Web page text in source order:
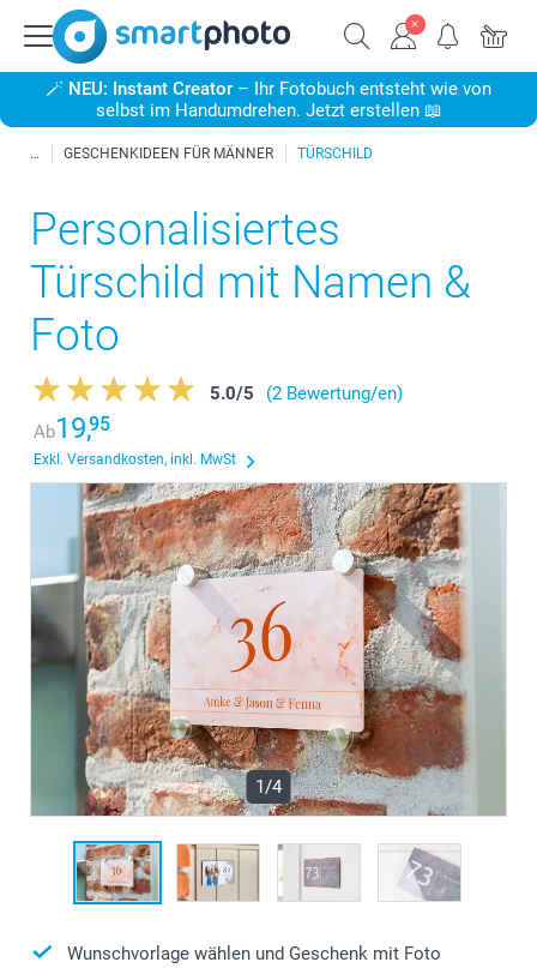
🪄 NEU: Instant Creator – Ihr Fotobuch entsteht wie von
selbst im Handumdrehen. Jetzt erstellen 📖
GESCHENKIDEEN FÜR MÄNNER TÜRSCHILD
Personalisiertes
Türschild mit Namen &
Foto
5.0/5
(2 Bewertung/en)
Ab19,95
Exkl. Versandkosten, inkl. MwSt
1/4
Wunschvorlage wählen und Geschenk mit Foto